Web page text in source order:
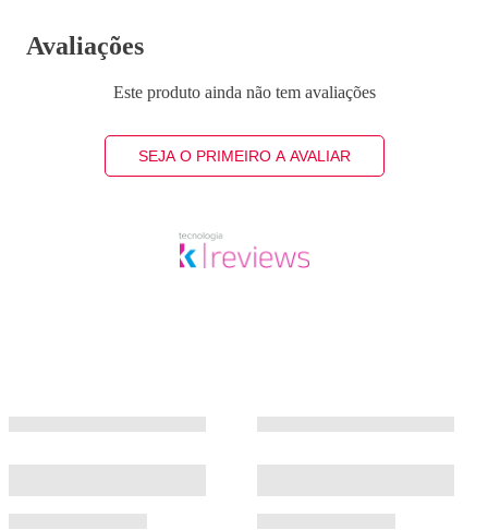
Avaliações
Este produto ainda não tem avaliações
SEJA O PRIMEIRO A AVALIAR